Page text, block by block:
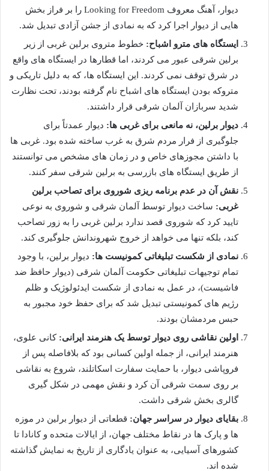
دیوار، آهنگ معروف Looking for Freedom را بر فراز بخش
هایی از دیوار اجرا کرد که به نمادی از جشن آزادی تبدیل شد.
ایستگاه های مترو اشباح: خطوط متروی برلین غربی از زیر
برلین شرقی عبور می کردند، اما قطارها در ایستگاه های واقع
در شرق توقف نمی کردند. این ایستگاه ها، که به دلیل تاریکی و
متروکه بودن ایستگاه های اشباح نام گرفته بودند، تحت نظارت
شدید سربازان آلمان شرقی قرار داشتند.
دیوار برلین، نه مانعی برای غربی ها: دیوار عمدتاً برای
جلوگیری از فرار مردم شرق به غرب ساخته شده بود. غربی ها
با داشتن مجوزهای خاص و در زمان های مشخص می توانستند
از طریق ایستگاه های بازرسی به برلین شرقی سفر کنند.
نقش آن در عدم برنامه ریزی شوروی برای تصاحب برلین
غربی: ساخت دیوار توسط آلمان شرقی و شوروی به نوعی
تایید کرد که شوروی قصد ندارد برلین غربی را به زور تصاحب
کند، بلکه تنها می خواهد از خروج شهروندانش جلوگیری کند.
نمادی از شکست تبلیغاتی کمونیست ها: دیوار برلین، با وجود
تمام توجیهات تبلیغاتی حکومت آلمان شرقی (دیوار حافظ ضد
فاشیست)، در عمل به نمادی از شکست ایدئولوژیک و ظلم
رژیم های کمونیستی تبدیل شد که برای حفظ خود مجبور به
حبس مردمشان بودند.
اولین نقاشی روی دیوار توسط یک هنرمند ایرانی: کانی علوی،
هنرمند ایرانی، از جمله اولین کسانی بود که بلافاصله پس از
فروپاشی دیوار، با حمایت سفارت اسکاتلند، شروع به نقاشی
بر روی سمت شرقی آن کرد و نقش مهمی در شکل گیری
گالری بخش شرقی داشت.
بقایای دیوار در سراسر جهان: قطعاتی از دیوار برلین در موزه
ها و پارک ها در نقاط مختلف جهان، از ایالات متحده و کانادا تا
کشورهای آسیایی، به عنوان یادگاری از تاریخ به نمایش گذاشته
شده اند.